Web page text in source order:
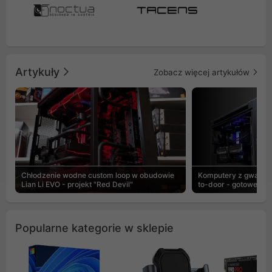
Artykuły Zobacz więcej artykułów
Chłodzenie wodne custom loop w obudowie
Lian Li EVO - projekt "Red Devil"
Komputery z
to-door - gotowe
Popularne kategorie w sklepie